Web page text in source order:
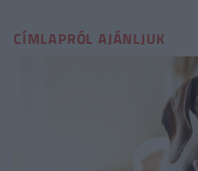
CÍMLAPRÓL AJÁNLJUK